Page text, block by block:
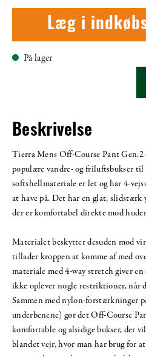
Læg i
På lager
Beskrivelse
Tierra Mens Off-Course Pant Gen.2
populære vandre- og friluftsbukser
softshellmateriale er let og har 4-
at have på. Det har en glat, slidstærk
der er komfortabel direkte mod
Materialet beskytter desuden mod
tillader kroppen at komme af med
materiale med 4-way stretch giver en
ikke oplever nogle restriktioner, når
Sammen med nylon-forstærkninger
underbenene) gør det Off-Course
komfortable og alsidige bukser, der
blandet vejr, hvor man har brug for